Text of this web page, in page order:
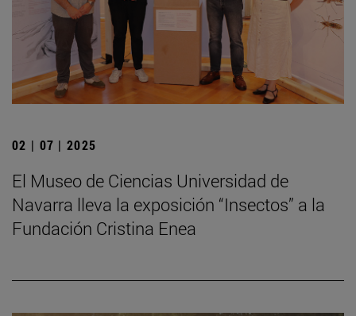
02 | 07 | 2025
El Museo de Ciencias Universidad de
Navarra lleva la exposición “Insectos” a la
Fundación Cristina Enea